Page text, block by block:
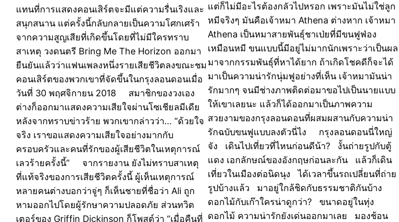
แทนที่การแสดงคอนเสิร์ตจะมีแต่ความรื่นเริงและ
สนุกสนาน แต่ครั้งนี้กลับกลายเป็นความโศกเศร้า
จากความสูญเสียที่เกิดขึ้นโดยที่ไม่มีใครทราบ
สาเหตุ วงดนตรี Bring Me The Horizon ออกมา
ยืนยันแล้วว่าแฟนเพลงหนึ่งรายเสียชีวิตลงขณะชม
คอนเสิร์ตของพวกเขาที่จัดขึ้นในกรุงลอนดอนเมื่อ
วันที่ 30 พฤศจิกายน 2018 สมาชิกของวงเอง
ต่างก็ออกมาแสดงความเสียใจผ่านโซเชียลมีเดีย
หลังจากทราบข่าวร้าย พวกเขากล่าวว่า… “ด้วยใจ
จริง เราขอแสดงความเสียใจอย่างมากกับ
ครอบครัวและคนที่รักของผู้เสียชีวิตในเหตุการณ์
เลวร้ายครั้งนี้” จากรายงาน ยังไม่ทราบสาเหตุ
ที่แท้จริงของการเสียชีวิตครั้งนี้ ผู้เห็นเหตุการณ์
หลายคนต่างบอกว่าจู่ๆ ก็เห็นชายที่ชื่อว่า Ali ถูก
หามออกไปโดยผู้รักษาความปลอดภัย ส่วนทวิต
เตอร์ของ Griffin Dickinson ก็โพสต์ว่า “เมื่อคืนที่
แต่ก็ไม่มีอะไรต้องกลัวไปหรอก เพราะมันไม่ใช่ลูก
หมีจริงๆ มันคือเจ้าหมา Athena ต่างหาก เจ้าหมา
Athena เป็นหมาสายพันธุ์ชาเป่ยที่มีขนฟูฟ่อง
เหมือนหมี ขนแบบนี้มีอยู่ไม่มากนักเพราะว่าเป็นผล
มาจากกรรมพันธุ์ที่หาได้ยาก ถ้าเกิดโชคดีก็จะได้
มาเป็นความน่ารักนุ่มฟูอย่างที่เห็น เจ้าหมามันน่า
รักมากๆ จนมีช่างภาพติดต่อมาขอไปเป็นนายแบบ
ให้เขาเลยนะ แล้วก็ได้ออกมาเป็นภาพความ
สวยงามของกรุงลอนดอนที่ผสมผสานกับความน่า
รักฉบับขนฟูแบบลงตัวนี่ไง กรุงลอนดอนนี่ใหญ่
จัง เดินไปเที่ยวที่ไหนก่อนดีน้า? งั้นถ่ายรูปกับตู้
แดง เอกลักษณ์ของอังกฤษก่อนละกัน แล้วก็เดิน
เที่ยวในเมืองต่อนิดนุง ได้เวลาขึ้นรถเปลี่ยนที่ถ่าย
รูปบ้างแล้ว มาอยู่ใกล้ชิดกับธรรมชาติกันบ้าง
ดอกไม้กับเก๊าใครน่าดูกว่า? ขนาดอยู่ในทุ่ง
ดอกไม้ ความน่ารักยังเด่นออกมาเลย มองช้อน